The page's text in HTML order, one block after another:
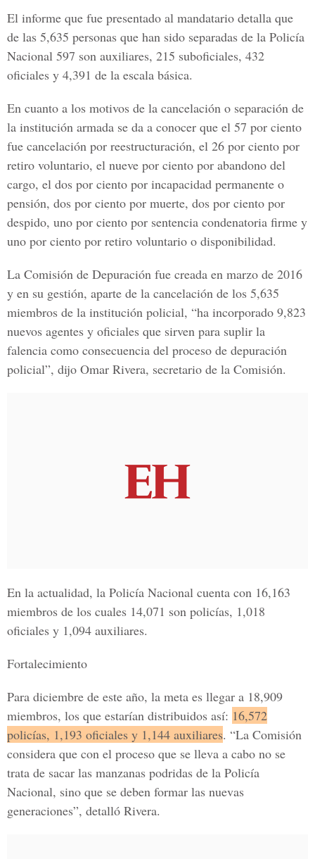
El informe que fue presentado al mandatario detalla que
de las 5,635 personas que han sido separadas de la Policía
Nacional 597 son auxiliares, 215 suboficiales, 432
oficiales y 4,391 de la escala básica.
En cuanto a los motivos de la cancelación o separación de
la institución armada se da a conocer que el 57 por ciento
fue cancelación por reestructuración, el 26 por ciento por
retiro voluntario, el nueve por ciento por abandono del
cargo, el dos por ciento por incapacidad permanente o
pensión, dos por ciento por muerte, dos por ciento por
despido, uno por ciento por sentencia condenatoria firme y
uno por ciento por retiro voluntario o disponibilidad.
La Comisión de Depuración fue creada en marzo de 2016
y en su gestión, aparte de la cancelación de los 5,635
miembros de la institución policial, “ha incorporado 9,823
nuevos agentes y oficiales que sirven para suplir la
falencia como consecuencia del proceso de depuración
policial”, dijo Omar Rivera, secretario de la Comisión.
En la actualidad, la Policía Nacional cuenta con 16,163
miembros de los cuales 14,071 son policías, 1,018
oficiales y 1,094 auxiliares.
Fortalecimiento
Para diciembre de este año, la meta es llegar a 18,909
miembros, los que estarían distribuidos así: 16,572
policías, 1,193 oficiales y 1,144 auxiliares. “La Comisión
considera que con el proceso que se lleva a cabo no se
trata de sacar las manzanas podridas de la Policía
Nacional, sino que se deben formar las nuevas
generaciones”, detalló Rivera.